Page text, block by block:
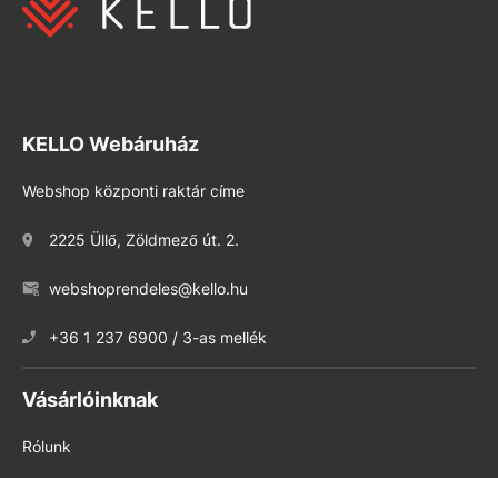
KELLO Webáruház
Webshop központi raktár címe
2225 Üllő, Zöldmező út. 2.
webshoprendeles@kello.hu
+36 1 237 6900 / 3-as mellék
Vásárlóinknak
Rólunk